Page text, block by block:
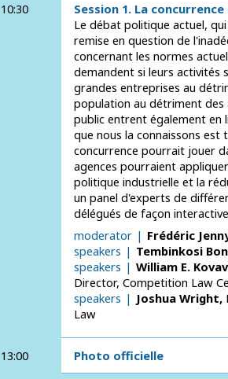
10:30
Session 1. La
Le débat politique actuel,
remise en question de
concernant les normes
demandent si leurs activités
grandes entreprises au
population au détriment
public entrent également en
que nous la connaissons
concurrence pourrait jouer
agences pourraient
politique industrielle et la
un panel d'experts de
délégués de façon
02moderator
Frédéric
05speakers
Tembinkosi
05speakers
William E.
Director, Competition Law
05speakers
Joshua Wright
Law
13:00 Photo officielle